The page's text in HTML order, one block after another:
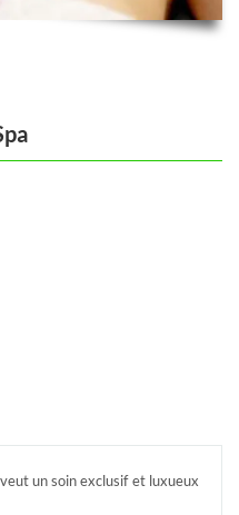
un soin exclusif et luxueux